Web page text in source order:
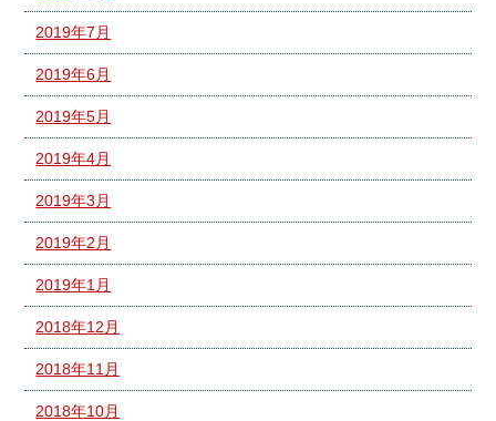
2019年7月
2019年6月
2019年5月
2019年4月
2019年3月
2019年2月
2019年1月
2018年12月
2018年11月
2018年10月